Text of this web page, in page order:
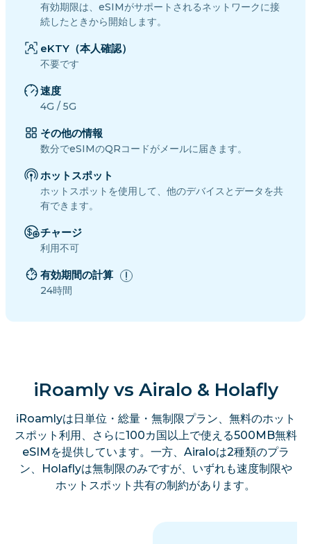
有効期限は、eSIMがサポートされるネットワークに接
続したときから開始します。
eKTY（本人確認）
不要です
速度
4G / 5G
その他の情報
数分でeSIMのQRコードがメールに届きます。
ホットスポット
ホットスポットを使用して、他のデバイスとデータを共
有できます。
チャージ
利用不可
有効期間の計算
24時間
iRoamly vs Airalo & Holafly
iRoamlyは日単位・総量・無制限プラン、無料のホット
スポット利用、さらに100カ国以上で使える500MB無料
eSIMを提供しています。一方、Airaloは2種類のプラ
ン、Holaflyは無制限のみですが、いずれも速度制限や
ホットスポット共有の制約があります。